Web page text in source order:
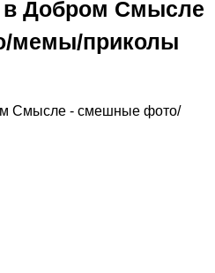
Добром Смысле
мемы/приколы